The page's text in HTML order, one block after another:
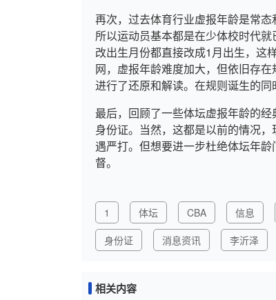
再次，过去体育行业虚报年龄是常态
所以运动员基本都是在少体校时代
改出生月份都直接改成1月出生，这
网，虚报年龄难度加大，但依旧存
进行了还原和解读。在规则诞生的
最后，回顾了一些体坛虚报年龄的
身份证。当然，这都是以前的情况
遇严打。但想要进一步杜绝体坛年
督。
1 体坛 CBA 信息
身份证
消息资讯 李沂泽
相关内容